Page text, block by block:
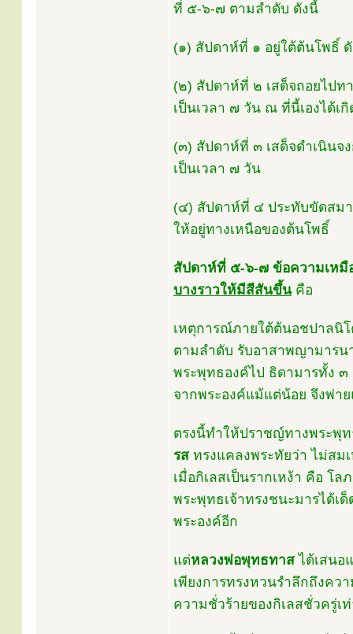
ที่ ๕-๖-๗ ตามลำดับ ดังนี้
(๑) สัปดาห์ที่ ๑ อยู่ใต้ต้นโพธิ์
(๒) สัปดาห์ที่ ๒ เสด็จถอยไปท
เป็นเวลา ๗ วัน ณ ที่นี้เองได้เกิ
(๓) สัปดาห์ที่ ๓ เสด็จดำเนินจ
เป็นเวลา ๗ วัน
(๔) สัปดาห์ที่ ๔ ประทับขัดสม
ให้อยู่ทางเหนือของต้นโพธิ์
สัปดาห์ที่ ๕-๖-๗ ข้อความเหมื
บางราวให้มีสีสันขึ้นคือ
เหตุการณ์ภายใต้ต้นอชปาลนิ
ตามลำดับ รับอาสาพญามาร
พระพุทธองค์ไป ธิดามารทั้ง ๓
จากพระองค์แม้แต่น้อย จึงพ่า
ตรงนี้ทำให้ปราชญ์ทางพระพุ
รส ทรงแคลงพระทัยว่า ไม่ส
เมื่อกิเลสเป็นรากเหง้า คือ โ
พระพุทธเจ้าทรงชนะมารได้เ
พระองค์อีก
แต่หลวงพ่อพุทธทาส ได้เสนอ
เพียงการทรงหวนรำลึกถึงคว
ความชั่วร้ายของกิเลสชั่วครู่เ